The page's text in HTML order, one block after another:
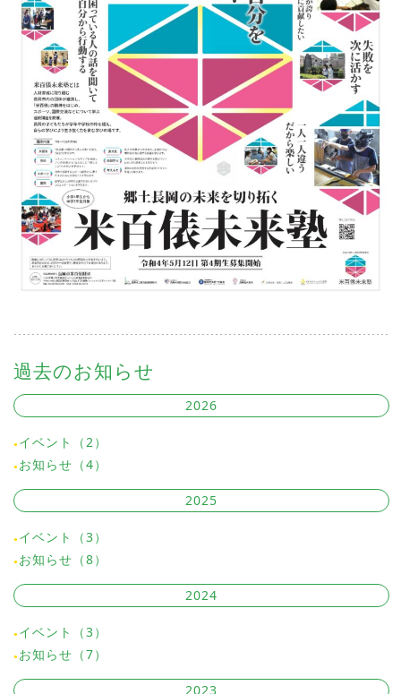
過去のお知らせ
2026
イベント（2）
お知らせ（4）
2025
イベント（3）
お知らせ（8）
2024
イベント（3）
お知らせ（7）
2023